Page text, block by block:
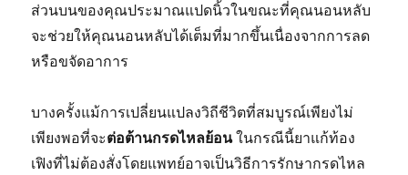
ส่วนบนของคุณประมาณแปดนิ้วในขณะที่คุณนอนหลับ
จะช่วยให้คุณนอนหลับได้เต็มที่มากขึ้นเนื่องจากการลด
หรือขจัดอาการ
บางครั้งแม้การเปลี่ยนแปลงวิถีชีวิตที่สมบูรณ์เพียงไม่
เพียงพอที่จะต่อต้านกรดไหลย้อนในกรณีนี้ยาแก้ท้อง
เฟิงที่ไม่ต้องสั่งโดยแพทย์อาจเป็นวิธีการรักษากรดไหล